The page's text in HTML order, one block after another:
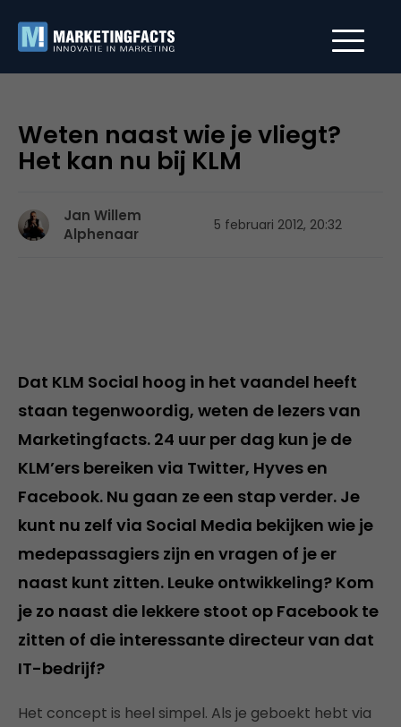
Weten naast wie je vliegt?
Het kan nu bij KLM
Jan Willem
Alphenaar
5 februari 2012, 20:32
Dat KLM Social hoog in het vaandel heeft
staan tegenwoordig, weten de lezers van
Marketingfacts. 24 uur per dag kun je de
KLM’ers bereiken via Twitter, Hyves en
Facebook. Nu gaan ze een stap verder. Je
kunt nu zelf via Social Media bekijken wie je
medepassagiers zijn en vragen of je er
naast kunt zitten. Leuke ontwikkeling? Kom
je zo naast die lekkere stoot op Facebook te
zitten of die interessante directeur van dat
IT-bedrijf?
Het concept is heel simpel. Als je geboekt hebt via